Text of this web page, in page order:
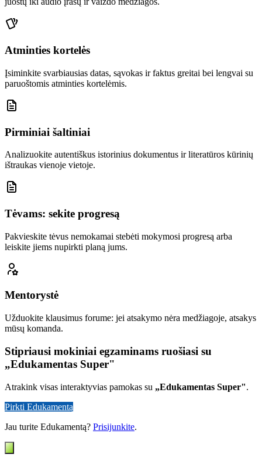
Atminties kortelės
Įsiminkite svarbiausias datas, sąvokas ir faktus greitai bei lengvai su
paruoštomis atminties kortelėmis.
Pirminiai šaltiniai
Analizuokite autentiškus istorinius dokumentus ir literatūros kūrinių
ištraukas vienoje vietoje.
Tėvams: sekite progresą
Pakvieskite tėvus nemokamai stebėti mokymosi progresą arba
leiskite jiems nupirkti planą jums.
Mentorystė
Užduokite klausimus forume: jei atsakymo nėra medžiagoje, atsakys
mūsų komanda.
Stipriausi mokiniai egzaminams ruošiasi su
„Edukamentas Super"
Atrakink visas interaktyvias pamokas su „Edukamentas Super".
Pirkti Edukamentą
Jau turite Edukamentą? Prisijunkite.